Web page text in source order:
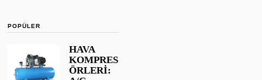
POPÜLER
HAVA
KOMPRES
ÖRLERİ: